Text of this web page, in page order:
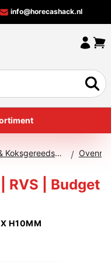
info@horecashack.nl
Kleinkeuken & Koksgereedschap /
RVS | Budget
H10MM